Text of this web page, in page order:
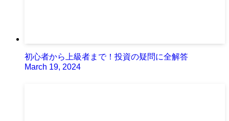
初心者から上級者まで！投資の疑問に全解答
March 19, 2024